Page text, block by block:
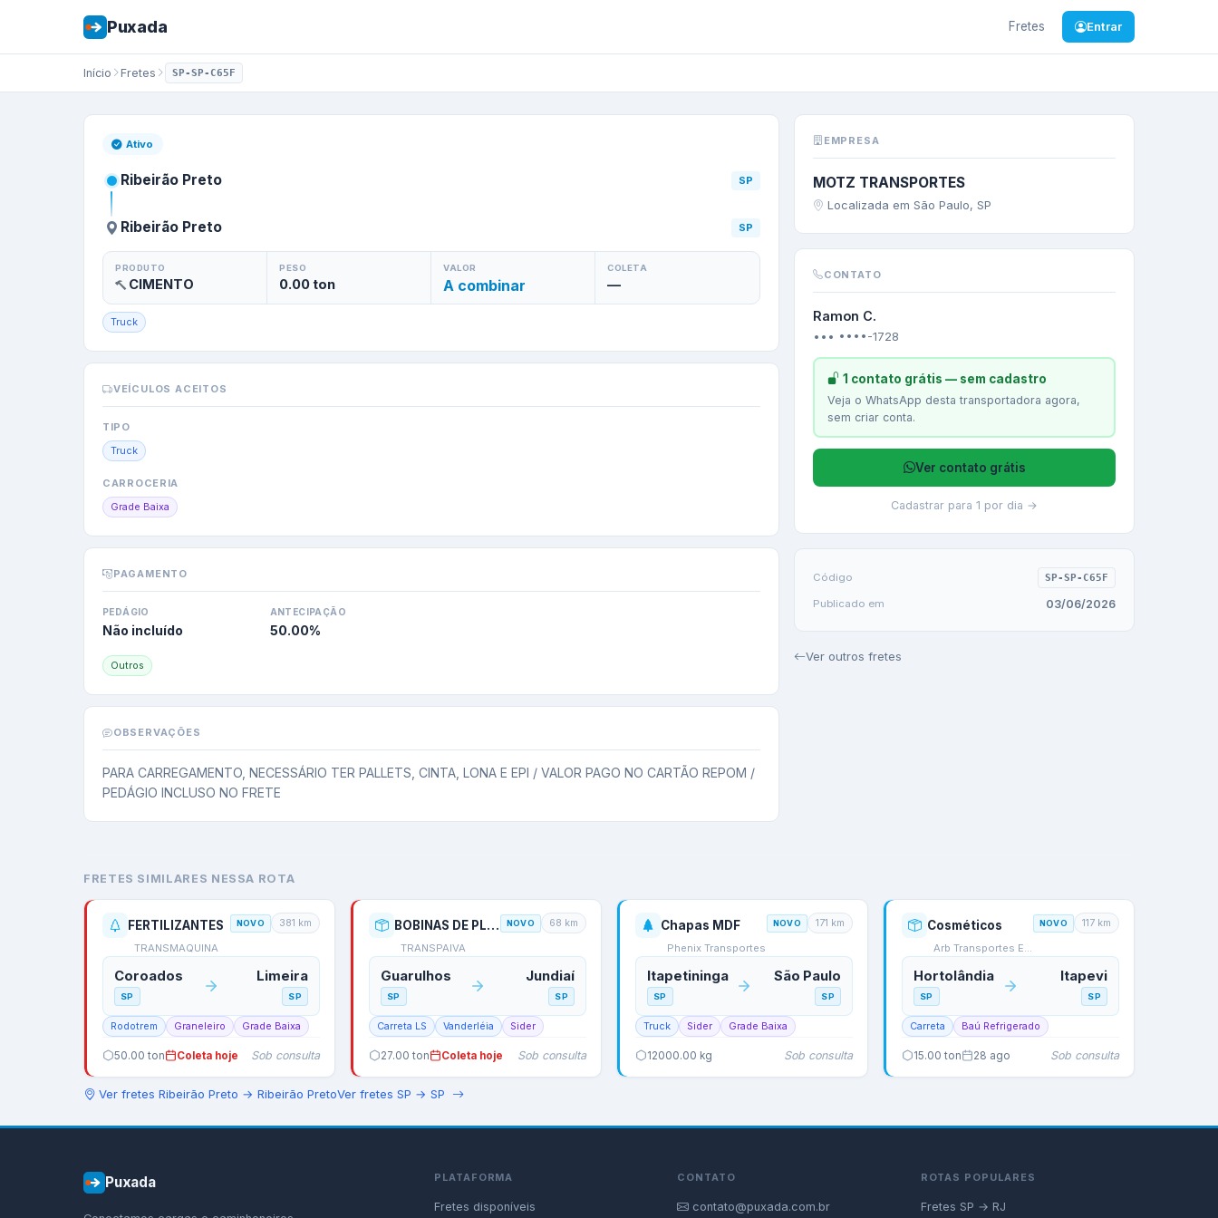
Puxada Fretes Entrar
Início Fretes SP-SP-C65F
Frete de Ribeirão Preto/SP—CIMENTO
Ativo
Ribeirão Preto SP
Ribeirão Preto SP
PRODUTO
CIMENTO
PESO
0.00ton
VALOR
A combinar
COLETA
—
Truck
VEÍCULOS ACEITOS
TIPO
Truck
CARROCERIA
Grade Baixa
PAGAMENTO
PEDÁGIO
Não incluído
ANTECIPAÇÃO
50.00%
Outros
OBSERVAÇÕES
PARA CARREGAMENTO, NECESSÁRIO TER PALLETS, CINTA, LONA E EPI / VALOR PAGO NO CARTÃO REPOM /
PEDÁGIO INCLUSO NO FRETE
EMPRESA
MOTZ TRANSPORTES
Localizada em São Paulo, SP
CONTATO
Ramon C.
••• ••••-1728
1 contato grátis — sem cadastro
Veja o WhatsApp desta transportadora agora,
sem criar conta.
Ver contato grátis
Cadastrar para 1 por dia →
Código SP-SP-C65F
Publicado em 03/06/2026
Ver outros fretes
FRETES SIMILARES NESSA ROTA
FERTILIZANTES
TRANSMAQUINA
NOVO 381 km
Coroados
SP
Limeira
SP
Rodotrem Graneleiro Grade Baixa
50.00 ton Coleta hoje Sob consulta
BOBINAS DE PLASTICO
TRANSPAIVA
NOVO 68 km
Guarulhos
SP
Jundiaí
SP
Carreta LS Vanderléia Sider
27.00 ton Coleta hoje Sob consulta
Chapas MDF
Phenix Transportes
NOVO 171 km
Itapetininga
SP
São Paulo
SP
Truck Sider Grade Baixa
12000.00 kg Sob consulta
Cosméticos
Arb Transportes E Logi…
NOVO 117 km
Hortolândia
SP
Itapevi
SP
Carreta Baú Refrigerado
15.00 ton 28 ago Sob consulta
Ver fretes Ribeirão Preto → Ribeirão PretoVer fretes SP → SP
Puxada PLATAFORMA
Fretes disponíveis
CONTATO
contato@puxada.com.br
ROTAS POPULARES
Fretes SP → RJ